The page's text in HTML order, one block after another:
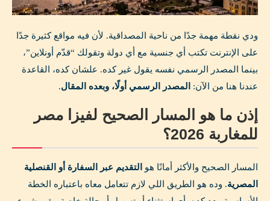
ودي نقطة مهمة جدًا من ناحية المصداقية. لأن فيه مواقع كثيرة جدًا
على الإنترنت تكتب أي جنسية مع أي دولة وتقولك “قدّم أونلاين”،
بينما المصدر الرسمي نفسه يقول غير كده. علشان كده، القاعدة
عندنا هنا من الآن:
المصدر الرسمي أولًا، وبعده المقال.
إذن ما هو المسار الصحيح لفيزا مصر
للمغاربة 2026؟
المسار الصحيح والأكثر أمانًا هو
التقديم عبر السفارة أو القنصلية
المصرية. وده هو الطريق اللي لازم تتعامل معاه باعتباره الخطة